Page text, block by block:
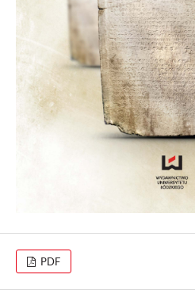
PDF